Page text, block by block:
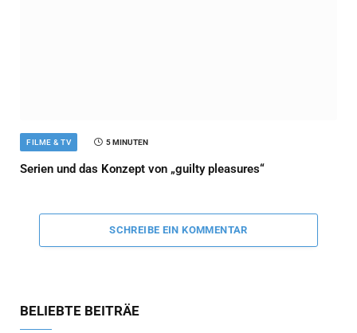
FILME & TV 5 MINUTEN
Serien und das Konzept von „guilty pleasures“
SCHREIBE EIN KOMMENTAR
BELIEBTE BEITRÄE